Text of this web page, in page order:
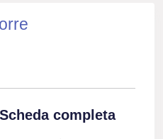
Scheda completa